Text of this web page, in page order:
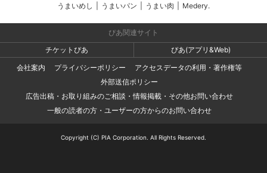
うまいめし
うまいパン うまい肉 Medery.
ぴあ関連サイト
チケットぴあ
ぴあ(アプリ&Web)
会社案内
プライバシーポリシー
アクセスデータの利用・著作権等
外部送信ポリシー
広告出稿・お取り組みのご相談・情報掲載・その他お問い合わせ
一般の読者の方・ユーザーの方からのお問い合わせ
Copyright (C) PIA Corporation. All Rights Reserved.